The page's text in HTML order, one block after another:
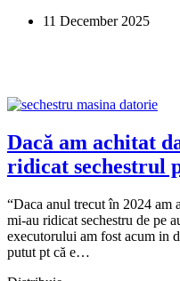
5
fac?
11 December 2025
Dacă am achitat
ridicat sechestrul
“Daca anul trecut în 2024 am
mi-au ridicat sechestru de pe
executorului am fost acum in
putut pt că e…